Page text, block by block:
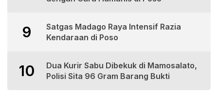
9
Satgas Madago Raya Intensif Razia
Kendaraan di Poso
10
Dua Kurir Sabu Dibekuk di Mamosalato,
Polisi Sita 96 Gram Barang Bukti